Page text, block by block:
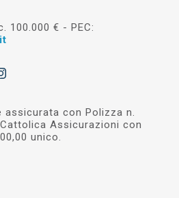
100.000 € - PEC:
assicurata con Polizza n.
Assicurazioni con
unico.